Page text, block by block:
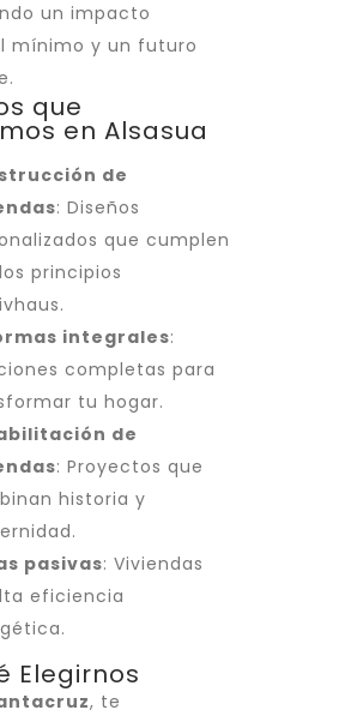
un impacto
mínimo y un futuro
que
en Alsasua
de
: Diseños
que cumplen
principios
integrales:
completas para
tu hogar.
de
: Proyectos que
historia y
pasivas: Viviendas
eficiencia
Elegirnos
, te